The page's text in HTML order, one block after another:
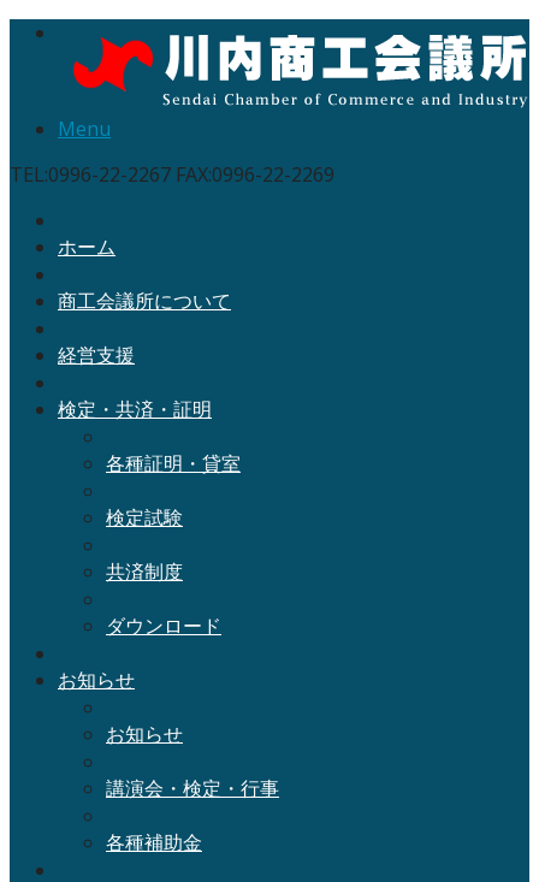
Menu
TEL:0996-22-2267 FAX:0996-22-2269
ホーム
商工会議所について
経営支援
検定・共済・証明
各種証明・貸室
検定試験
共済制度
ダウンロード
お知らせ
お知らせ
講演会・検定・行事
各種補助金